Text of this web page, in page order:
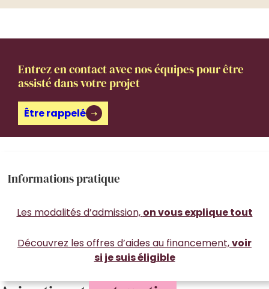
Entrez en contact avec nos équipes pour être
assisté dans votre projet
Être rappelé
Informations pratique
Les modalités d’admission, on vous explique tout
Découvrez les offres d’aides au financement,voir
si je suis éligible